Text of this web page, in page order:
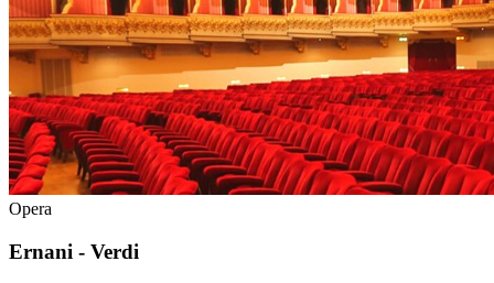
Opera
Ernani - Verdi